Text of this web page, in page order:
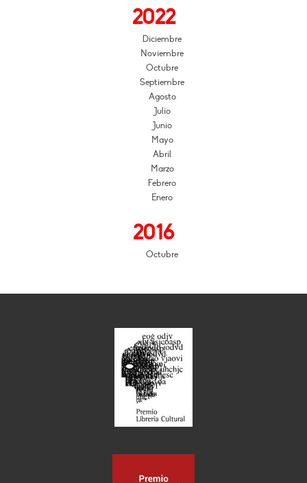
2022
Diciembre
Noviembre
Octubre
Septiembre
Agosto
Julio
Junio
Mayo
Abril
Marzo
Febrero
Enero
2016
Octubre